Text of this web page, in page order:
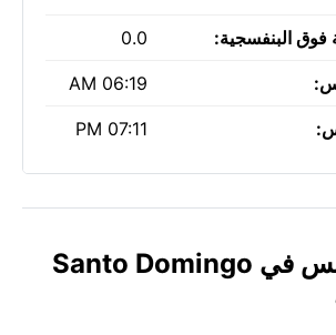
فوق البنفسجية: 0.0
06:19 AM
07:11 PM
كيف هو الطقس في Santo Domingo